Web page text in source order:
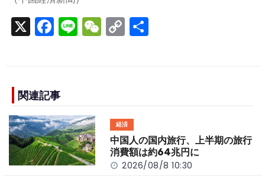
X F
e
b
o
o
k
Li W C
n
k
関連記事
経済
中国人の国内旅行、上半期の旅行
消費額は約64兆円に
2026/08/8 10:30